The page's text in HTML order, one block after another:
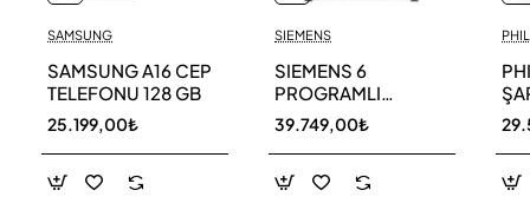
SAMSUNG
SAMSUNG A16 CEP
TELEFONU 128 GB
25.199,00₺
SIEMENS
SIEMENS 6
PROGRAMLI
BULAŞIK MAKİNESİ
SN216W00DT
39.749,00₺
11